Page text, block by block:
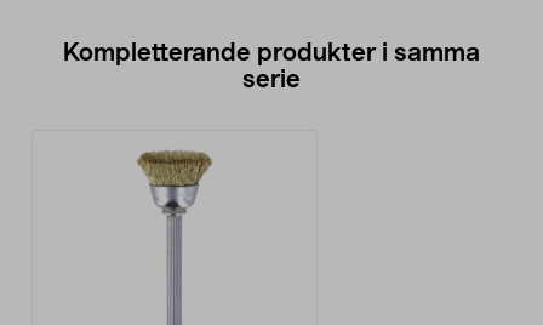
Kompletterande produkter i samma
serie